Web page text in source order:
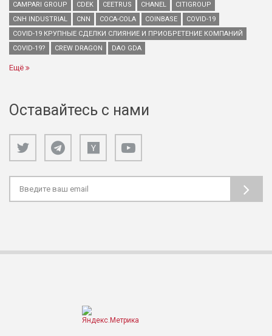
CAMPARI GROUP
CDEK CEETRUS CHANEL
CITIGROUP
CNH INDUSTRIAL
CNN COCA-COLA COINBASE
COVID-19
COVID-19 КРУПНЫЕ СДЕЛКИ СЛИЯНИЕ И ПРИОБРЕТЕНИЕ КОМПАНИЙ
COVID-19?
CREW DRAGON DAO GDA
Ещё
Оставайтесь с нами